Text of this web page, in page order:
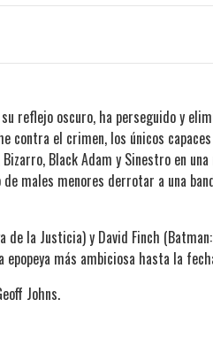
reflejo oscuro, ha perseguido y
contra el crimen, los únicos
Black Adam y Sinestro en
males menores derrotar a una
la Justicia) y David Finch
más ambiciosa hasta la
Johns.